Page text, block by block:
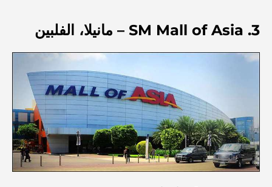
أشياء يمكنك القيام بها في وسط مدينة دبي: دليلك الشامل
أفضل أماكن الإفطار في دبي: أفضل 7 أماكن لا تُضاهى لتجربة
إفطار رمضاني لا يُنسى
المقاهي في منطقة الخليج التجاري: مزيج مثالي من القهوة
والمجتمع
مطاعم دبي الحائزة على نجمة ميشلان: جولة مغامرة لعشاق
الطعام
3. SM Mall of Asia – مانيلا، الفلبين